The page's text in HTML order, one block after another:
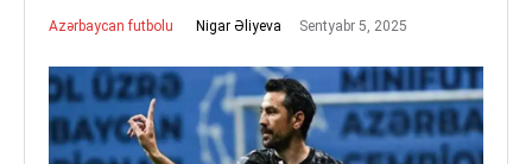
Azərbaycan futbolu Nigar Əliyeva Sentyabr 5, 2025